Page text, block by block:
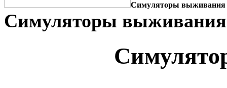
Симуляторы выживания
Симуляторы выживания